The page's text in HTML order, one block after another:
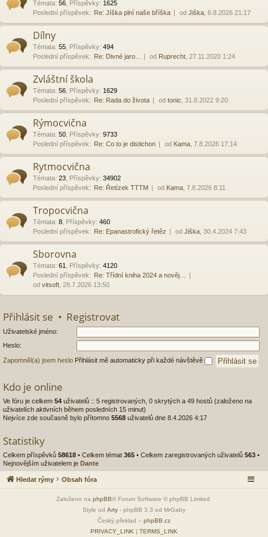
Témata: 56 Příspěvky: 1625
Poslední příspěvek: Re: Jíška plní naše bříška od Jiška , 6.8.2026 21:17
Dílny
Témata: 55 Příspěvky: 494
Poslední příspěvek: Re: Divné jaro... od Ruprecht , 27.11.2020 1:24
Zvláštní škola
Témata: 56 Příspěvky: 1629
Poslední příspěvek: Re: Rada do života od tonic , 31.8.2022 9:20
Rýmocvična
Témata: 50 Příspěvky: 9733
Poslední příspěvek: Re: Co to je distichon od Kama , 7.8.2026 17:14
Rytmocvična
Témata: 23 Příspěvky: 34902
Poslední příspěvek: Re: Řetízek TTTM od Kama , 7.8.2026 8:11
Tropocvična
Témata: 8 Příspěvky: 460
Poslední příspěvek: Re: Epanastrofický řetěz od Jiška , 30.4.2024 7:43
Sborovna
Témata: 61 Příspěvky: 4120
Poslední příspěvek: Re: Třídní kniha 2024 a nověj…
od vitsoft , 28.7.2026 13:50
Přihlásit se • Registrovat
Uživatelské jméno:
Heslo:
Zapomněl(a) jsem heslo Přihlásit mě automaticky při každé návštěvě
Kdo je online
Ve fóru je celkem 54 uživatelů :: 5 registrovaných, 0 skrytých a 49 hostů (založeno na
uživatelích aktivních během posledních 15 minut)
Nejvíce zde současně bylo přítomno 5568 uživatelů dne 8.4.2026 4:17
Statistiky
Celkem příspěvků 58618 • Celkem témat 365 • Celkem zaregistrovaných uživatelů 563 •
Nejnovějším uživatelem je Dante
Hledat rýmy Obsah fóra
Založeno na phpBB® Forum Software © phpBB Limited
Style od Arty - phpBB 3.3 od MrGaby
Český překlad – phpBB.cz
PRIVACY_LINK | TERMS_LINK